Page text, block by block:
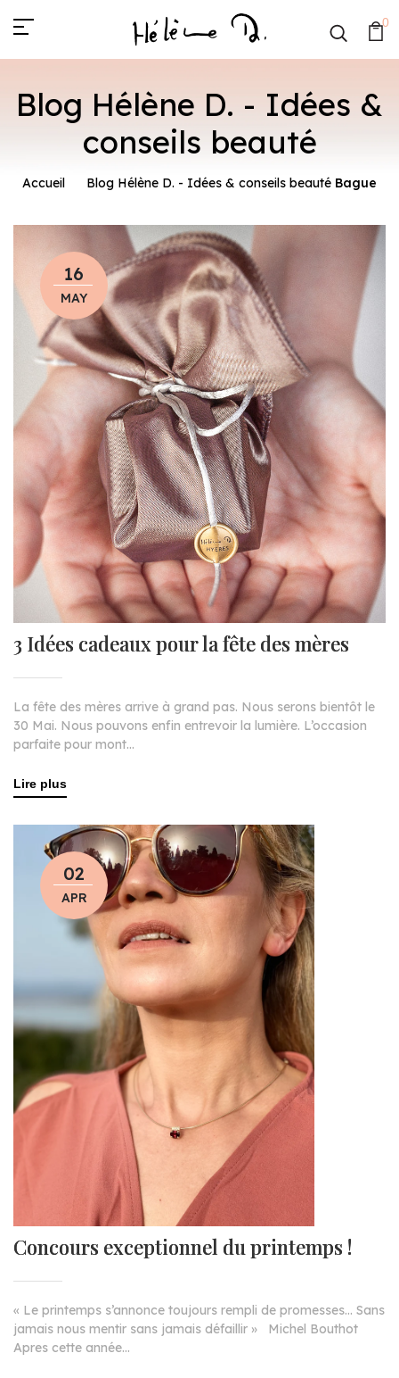
0
Blog Hélène D. - Idées &
conseils beauté
Accueil Blog Hélène D. - Idées & conseils beauté Bague
16
MAY
3 Idées cadeaux pour la fête des mères
La fête des mères arrive à grand pas. Nous serons bientôt le
30 Mai. Nous pouvons enfin entrevoir la lumière. L’occasion
parfaite pour mont...
Lire plus
02
APR
Concours exceptionnel du printemps !
« Le printemps s’annonce toujours rempli de promesses… Sans
jamais nous mentir sans jamais défaillir » Michel Bouthot
Apres cette année...